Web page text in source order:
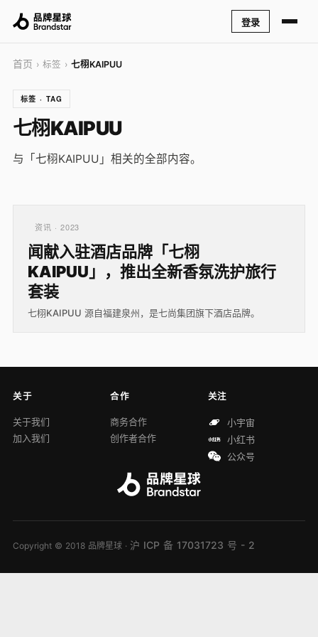
登录
首页 › 标签 › 七栩KAIPUU
标签 · TAG
七栩KAIPUU
与「七栩KAIPUU」相关的全部内容。
资讯 · 2023
闻献入驻酒店品牌「七栩
KAIPUU」，推出全新香氛洗护旅行
套装
七栩KAIPUU 源自福建泉州，是七尚集团旗下酒店品牌。
关于
关于我们
加入我们
合作
商务合作
创作者合作
关注
小宇宙
小红书
公众号
Copyright © 2018 品牌星球 · 沪 ICP 备 17031723 号 - 2